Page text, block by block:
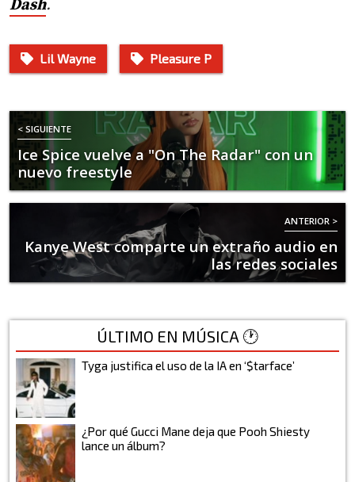
Dash.
Lil Wayne Pleasure P
< SIGUIENTE
Ice Spice vuelve a "On The Radar" con un
nuevo freestyle
ANTERIOR >
Kanye West comparte un extraño audio en
las redes sociales
ÚLTIMO EN MÚSICA 🕐
Tyga justifica el uso de la IA en ‘$tarface’
¿Por qué Gucci Mane deja que Pooh Shiesty
lance un álbum?